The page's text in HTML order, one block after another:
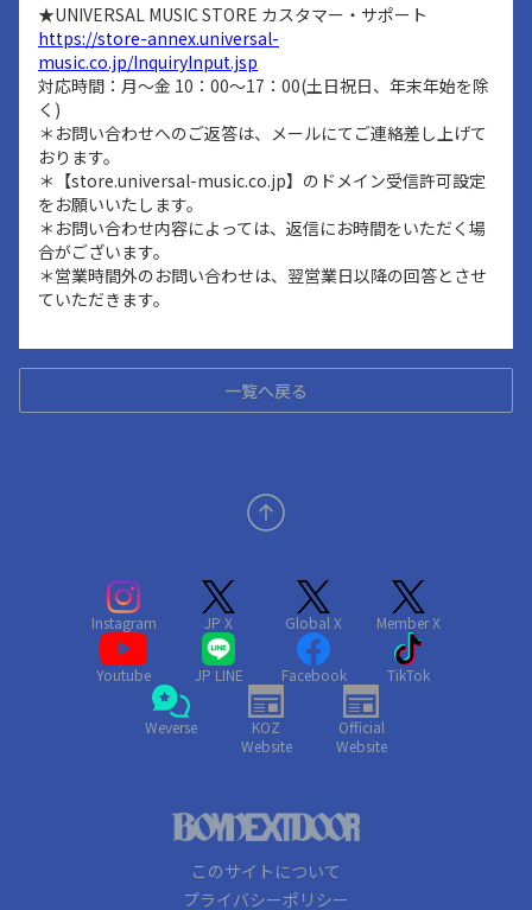
★UNIVERSAL MUSIC STORE カスタマー・サポート
https://store-annex.universal-
music.co.jp/InquiryInput.jsp
対応時間：月～金 10：00～17：00(土日祝日、年末年始を除
く)
＊お問い合わせへのご返答は、メールにてご連絡差し上げて
おります。
＊【store.universal-music.co.jp】のドメイン受信許可設定
をお願いいたします。
＊お問い合わせ内容によっては、返信にお時間をいただく場
合がございます。
＊営業時間外のお問い合わせは、翌営業日以降の回答とさせ
ていただきます。
一覧へ戻る
Instagram JP X Global X Member X
Youtube JP LINE Facebook TikTok
Weverse
KOZ
Website
Official
Website
このサイトについて
プライバシーポリシー